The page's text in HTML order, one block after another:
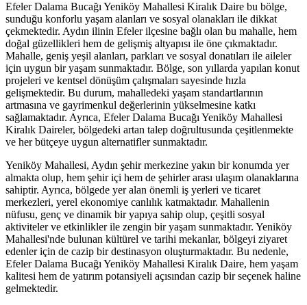
Efeler Dalama Bucağı Yeniköy Mahallesi Kiralık Daire bu bölge,
sunduğu konforlu yaşam alanları ve sosyal olanakları ile dikkat
çekmektedir. Aydın ilinin Efeler ilçesine bağlı olan bu mahalle, hem
doğal güzellikleri hem de gelişmiş altyapısı ile öne çıkmaktadır.
Mahalle, geniş yeşil alanları, parkları ve sosyal donatıları ile aileler
için uygun bir yaşam sunmaktadır. Bölge, son yıllarda yapılan konut
projeleri ve kentsel dönüşüm çalışmaları sayesinde hızla
gelişmektedir. Bu durum, mahalledeki yaşam standartlarının
artmasına ve gayrimenkul değerlerinin yükselmesine katkı
sağlamaktadır. Ayrıca, Efeler Dalama Bucağı Yeniköy Mahallesi
Kiralık Daireler, bölgedeki artan talep doğrultusunda çeşitlenmekte
ve her bütçeye uygun alternatifler sunmaktadır.
Yeniköy Mahallesi, Aydın şehir merkezine yakın bir konumda yer
almakta olup, hem şehir içi hem de şehirler arası ulaşım olanaklarına
sahiptir. Ayrıca, bölgede yer alan önemli iş yerleri ve ticaret
merkezleri, yerel ekonomiye canlılık katmaktadır. Mahallenin
nüfusu, genç ve dinamik bir yapıya sahip olup, çeşitli sosyal
aktiviteler ve etkinlikler ile zengin bir yaşam sunmaktadır. Yeniköy
Mahallesi'nde bulunan kültürel ve tarihi mekanlar, bölgeyi ziyaret
edenler için de cazip bir destinasyon oluşturmaktadır. Bu nedenle,
Efeler Dalama Bucağı Yeniköy Mahallesi Kiralık Daire, hem yaşam
kalitesi hem de yatırım potansiyeli açısından cazip bir seçenek haline
gelmektedir.